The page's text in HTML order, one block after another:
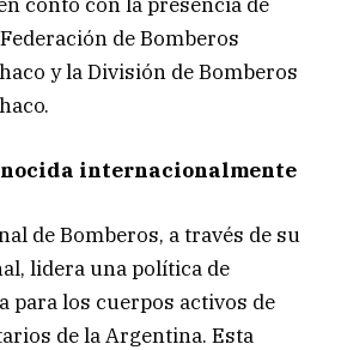
de Bomberos
y la División de Bomberos
internacionalmente
de Bomberos, a través de su
lidera una política de
para los cuerpos activos de
de la Argentina. Esta